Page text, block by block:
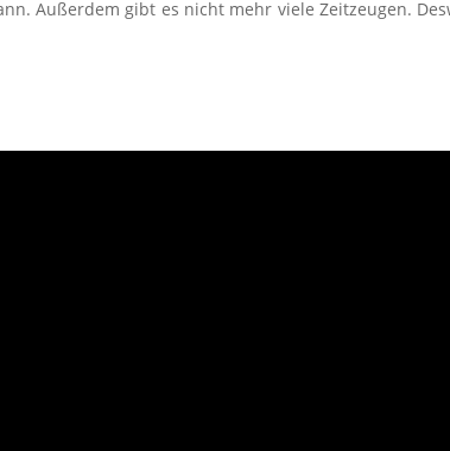
Außerdem gibt es nicht mehr viele Zeitzeugen.